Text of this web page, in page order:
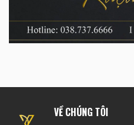
VỀ CHÚNG TÔI